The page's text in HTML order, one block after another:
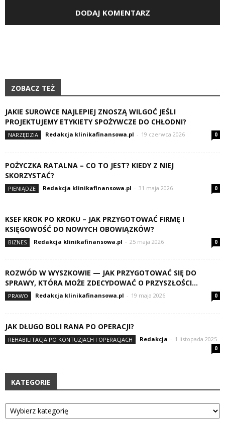
ZOBACZ TEŻ
JAKIE SUROWCE NAJLEPIEJ ZNOSZĄ WILGOĆ JEŚLI
PROJEKTUJEMY ETYKIETY SPOŻYWCZE DO CHŁODNI?
NARZĘDZIA Redakcja klinikafinansowa.pl - 19 czerwca 2026 0
POŻYCZKA RATALNA – CO TO JEST? KIEDY Z NIEJ
SKORZYSTAĆ?
PIENIĄDZE Redakcja klinikafinansowa.pl - 31 maja 2026 0
KSEF KROK PO KROKU – JAK PRZYGOTOWAĆ FIRMĘ I
KSIĘGOWOŚĆ DO NOWYCH OBOWIĄZKÓW?
BIZNES Redakcja klinikafinansowa.pl - 25 maja 2026 0
ROZWÓD W WYSZKOWIE — JAK PRZYGOTOWAĆ SIĘ DO
SPRAWY, KTÓRA MOŻE ZDECYDOWAĆ O PRZYSZŁOŚCI...
PRAWO Redakcja klinikafinansowa.pl - 19 maja 2026 0
JAK DŁUGO BOLI RANA PO OPERACJI?
REHABILITACJA PO KONTUZJACH I OPERACJACH Redakcja - 1 listopada 2025
0
KATEGORIE
Kategorie